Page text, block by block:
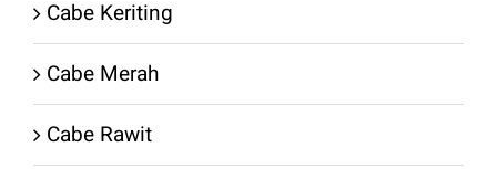
Cabe Keriting
Cabe Merah
Cabe Rawit